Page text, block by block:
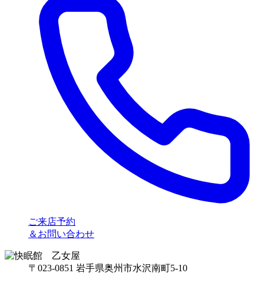
ご来店予約
＆お問い合わせ
〒023-0851 岩手県奥州市水沢南町5-10